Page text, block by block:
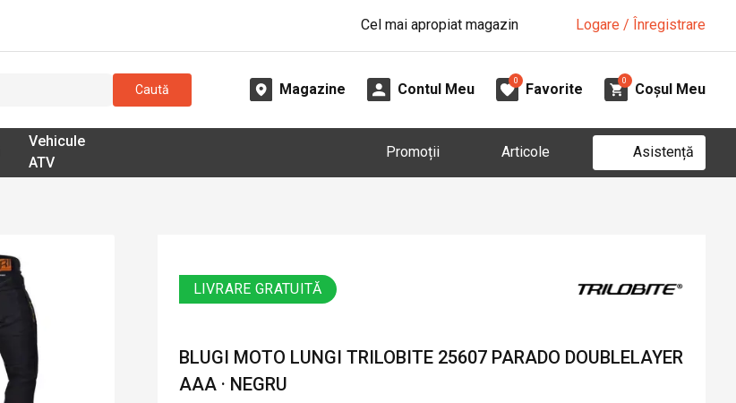
Cel mai apropiat magazin Logare / Înregistrare
Caută Magazine Contul Meu
0
Favorite
0
Coșul Meu
Vehicule
ATV
Promoții Articole Asistență
LIVRARE GRATUITĂ
BLUGI MOTO LUNGI TRILOBITE 25607 PARADO DOUBLELAYER
AAA · NEGRU